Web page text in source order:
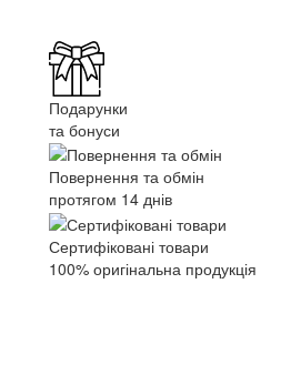
Подарунки
та бонуси
Повернення та обмін
протягом 14 днів
Сертифіковані товари
100% оригінальна продукція